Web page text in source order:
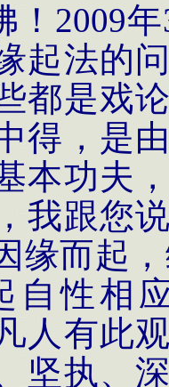
！ 2009年
起法的
都是戏
得，是
本功夫
我跟您
缘而起
自性相
人有此
坚执、